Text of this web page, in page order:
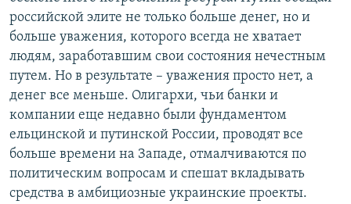
российской элите не только больше денег, но и
больше уважения, которого всегда не хватает
людям, заработавшим свои состояния нечестным
путем. Но в результате – уважения просто нет, а
денег все меньше. Олигархи, чьи банки и
компании еще недавно были фундаментом
ельцинской и путинской России, проводят все
больше времени на Западе, отмалчиваются по
политическим вопросам и спешат вкладывать
средства в амбициозные украинские проекты.